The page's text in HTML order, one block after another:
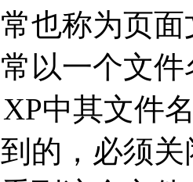
也称为页
以一个文
中其文件
的，必须